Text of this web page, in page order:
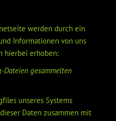
werden durch ein
Informationen von uns
hierbei erhoben:
gesammelten
unseres Systems
Daten zusammen mit